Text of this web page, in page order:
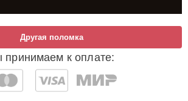
к оплате:
Другая поломка